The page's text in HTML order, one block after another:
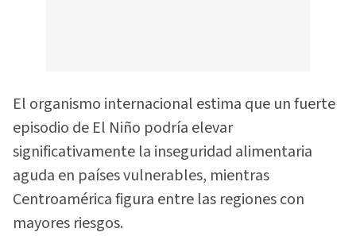
El organismo internacional estima que un fuerte
episodio de El Niño podría elevar
significativamente la inseguridad alimentaria
aguda en países vulnerables, mientras
Centroamérica figura entre las regiones con
mayores riesgos.